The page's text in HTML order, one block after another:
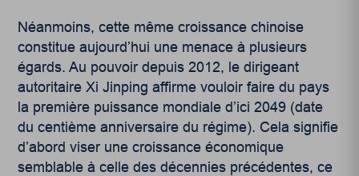
Néanmoins, cette même croissance chinoise
constitue aujourd’hui une menace à plusieurs
égards. Au pouvoir depuis 2012, le dirigeant
autoritaire Xi Jinping affirme vouloir faire du pays
la première puissance mondiale d’ici 2049 (date
du centième anniversaire du régime). Cela signifie
d’abord viser une croissance économique
semblable à celle des décennies précédentes, ce